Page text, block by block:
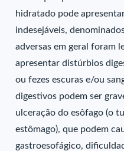
hidratado pode
indesejáveis,
adversas em geral foram
apresentar distúrbios
ou fezes escuras e/ou
digestivos podem ser
ulceração do esôfago (o
estômago), que podem
gastroesofágico,